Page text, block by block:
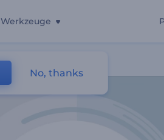
Werkzeuge
No, thanks